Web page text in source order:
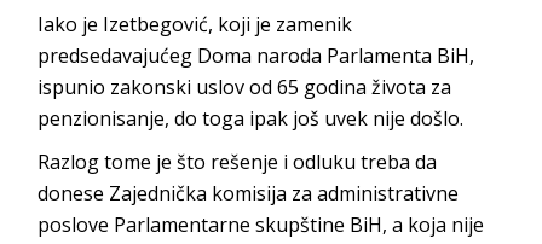
Iako je Izetbegović, koji je zamenik
predsedavajućeg Doma naroda Parlamenta BiH,
ispunio zakonski uslov od 65 godina života za
penzionisanje, do toga ipak još uvek nije došlo.
Razlog tome je što rešenje i odluku treba da
donese Zajednička komisija za administrativne
poslove Parlamentarne skupštine BiH, a koja nije